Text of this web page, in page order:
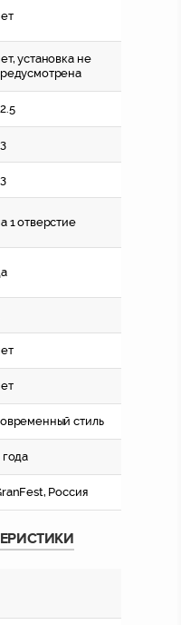
установка не
1 отверстие
стиль
года
Россия